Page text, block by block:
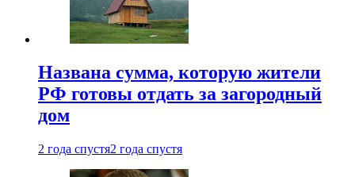
Названа сумма, которую жители
РФ готовы отдать за загородный
дом
2 года спустя2 года спустя